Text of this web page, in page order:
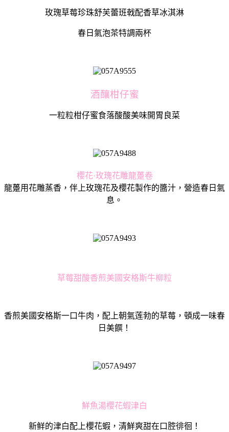
玫瑰草莓珍珠舒芙蕾班戟配香草冰淇淋
春日氣泡茶特調兩杯
酒釀柑仔蜜
一粒粒柑仔蜜食落酸酸美味開胃良菜
櫻花·玫瑰花雕龍躉卷
龍躉用花雕蒸香，伴上玫瑰花及櫻花製作的醬汁，營造春日氣
息。
草莓甜酸香煎美國安格斯牛柳粒
香煎美國安格斯一口牛肉，配上朝氣莲勃的草莓，頓成一味春
日美饌！
鮮魚湯櫻花蝦津白
新鲜的津白配上櫻花蝦，清鮮爽甜在口腔徘徊！